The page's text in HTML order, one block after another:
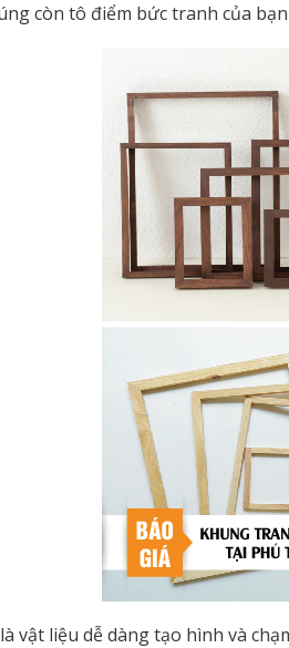
còn tô điểm bức tranh của
vật liệu dễ dàng tạo hình và